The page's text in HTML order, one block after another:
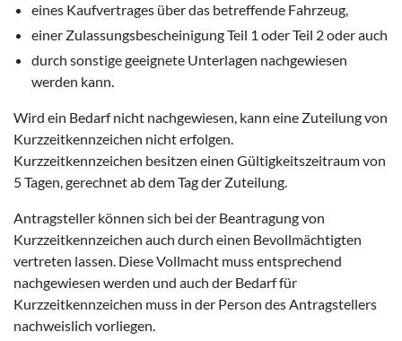
eines Kaufvertrages über das betreffende Fahrzeug,
einer Zulassungsbescheinigung Teil 1 oder Teil 2 oder auch
durch sonstige geeignete Unterlagen nachgewiesen
werden kann.
Wird ein Bedarf nicht nachgewiesen, kann eine Zuteilung von
Kurzzeitkennzeichen nicht erfolgen.
Kurzzeitkennzeichen besitzen einen Gültigkeitszeitraum von
5 Tagen, gerechnet ab dem Tag der Zuteilung.
Antragsteller können sich bei der Beantragung von
Kurzzeitkennzeichen auch durch einen Bevollmächtigten
vertreten lassen. Diese Vollmacht muss entsprechend
nachgewiesen werden und auch der Bedarf für
Kurzzeitkennzeichen muss in der Person des Antragstellers
nachweislich vorliegen.